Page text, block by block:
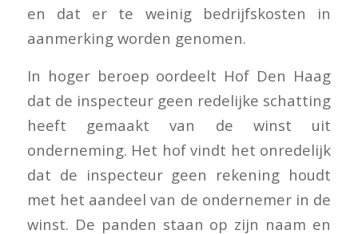
en dat er te weinig bedrijfskosten in
aanmerking worden genomen.
In hoger beroep oordeelt Hof Den Haag
dat de inspecteur geen redelijke schatting
heeft gemaakt van de winst uit
onderneming. Het hof vindt het onredelijk
dat de inspecteur geen rekening houdt
met het aandeel van de ondernemer in de
winst. De panden staan op zijn naam en